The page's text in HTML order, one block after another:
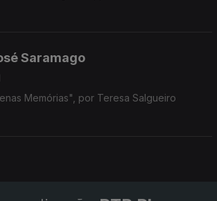
Saramago
Memórias", por Teresa Salgueiro